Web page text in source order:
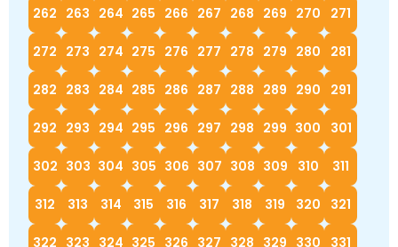
262 263 264 265 266 267 268 269 270 271
272 273 274 275 276 277 278 279 280 281
282 283 284 285 286 287 288 289 290 291
292 293 294 295 296 297 298 299 300 301
302 303 304 305 306 307 308 309 310 311
312 313 314 315 316 317 318 319 320 321
322 323 324 325 326 327 328 329 330 331